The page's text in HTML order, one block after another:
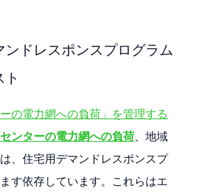
ンドレスポンスプログラム
の電力網への負荷」を管理する
ンターの電力網への負荷、地域
、住宅用デマンドレスポンスプ
す依存しています。これらはエ